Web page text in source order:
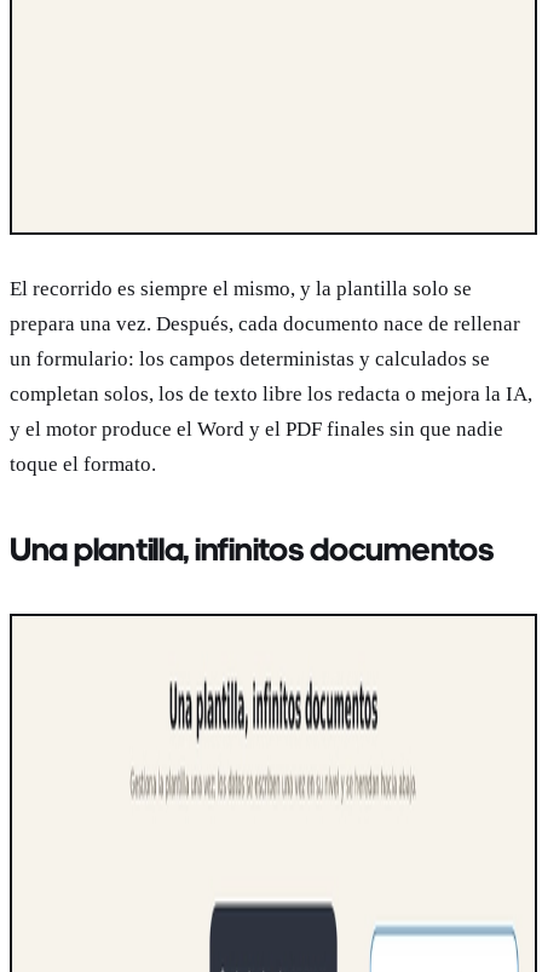
El recorrido es siempre el mismo, y la plantilla solo se
prepara una vez. Después, cada documento nace de rellenar
un formulario: los campos deterministas y calculados se
completan solos, los de texto libre los redacta o mejora la IA,
y el motor produce el Word y el PDF finales sin que nadie
toque el formato.
Una plantilla, infinitos documentos